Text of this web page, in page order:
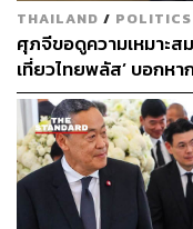
เพราะมีผู้โทรประสา
พรรคให้เสร็จสิ้น
ภูมิธรรมยังกล่าวถึงก
พรรคพลังประชารัฐ ที่
การศึกษาว่า เบื้องต้น
ชื่อมาได้ แต่เมื่อจะตั้ง
กัน ซึ่งเป็นไปตามขั้น
THAILAND / POLITICS
ศุภจีขอดูความเหมาะส
เที่ยวไทยพลัส’ บอกหา
จำเป็นต้องออกพร้อมกั